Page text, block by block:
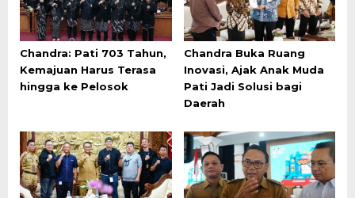
Chandra: Pati 703 Tahun,
Kemajuan Harus Terasa
hingga ke Pelosok
Chandra Buka Ruang
Inovasi, Ajak Anak Muda
Pati Jadi Solusi bagi
Daerah